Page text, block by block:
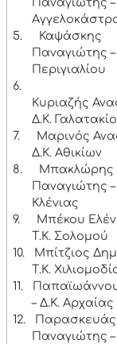
Παναγιώτης –
5.
Καψάσκης
Παναγιώτης –
Περιγιαλίου
6.
Κυριαζής
Δ.Κ.
7.
Μαρινός
Δ.Κ. Αθικίων
8.
Μπακλώρης
Παναγιώτης –
Κλένιας
9.
Μπέκου
Τ.Κ. Σολομού
10.
Μπίτζιος
Τ.Κ.
11.
– Δ.Κ.
12.
Παρασκευάς
Παναγιώτης –